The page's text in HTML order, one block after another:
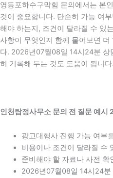
영등포하수구막힘 문의에서는 본
것이 중요합니다. 단순히 가능 여
해야 하는지, 조건이 달라질 수 있
사항이 무엇인지 함께 물어보면
다. 2026년07월08일 14시24분 상
히 기록해 두는 것도 도움이 됩니다.
인천탐정사무소 문의 전 질문 예
광고대행사 진행 가능 여부
비용이나 조건이 달라질 수
준비해야 할 자료나 사전 확
2026년07월08일 14시24분